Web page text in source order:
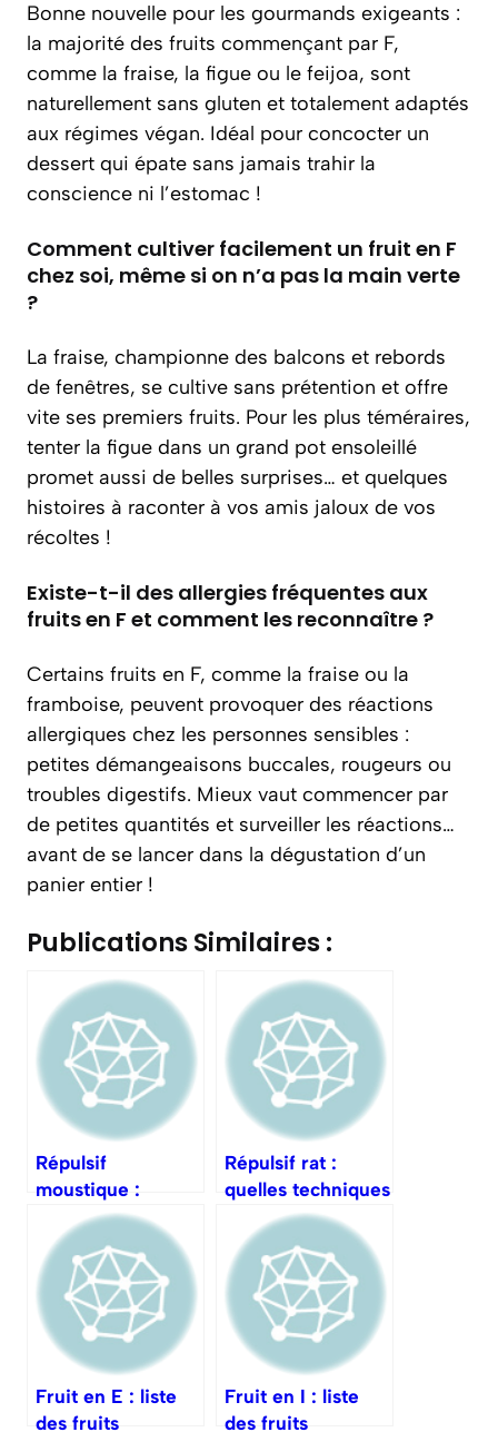
Bonne nouvelle pour les gourmands exigeants :
la majorité des fruits commençant par F,
comme la fraise, la figue ou le feijoa, sont
naturellement sans gluten et totalement adaptés
aux régimes végan. Idéal pour concocter un
dessert qui épate sans jamais trahir la
conscience ni l’estomac !
Comment cultiver facilement un fruit en F
chez soi, même si on n’a pas la main verte
?
La fraise, championne des balcons et rebords
de fenêtres, se cultive sans prétention et offre
vite ses premiers fruits. Pour les plus téméraires,
tenter la figue dans un grand pot ensoleillé
promet aussi de belles surprises… et quelques
histoires à raconter à vos amis jaloux de vos
récoltes !
Existe-t-il des allergies fréquentes aux
fruits en F et comment les reconnaître ?
Certains fruits en F, comme la fraise ou la
framboise, peuvent provoquer des réactions
allergiques chez les personnes sensibles :
petites démangeaisons buccales, rougeurs ou
troubles digestifs. Mieux vaut commencer par
de petites quantités et surveiller les réactions…
avant de se lancer dans la dégustation d’un
panier entier !
Publications Similaires :
Répulsif
moustique :
quelles options en
extérieur ?
Répulsif rat :
quelles techniques
pour les repousser
durablement ?
Fruit en E : liste
des fruits
Fruit en I : liste
des fruits